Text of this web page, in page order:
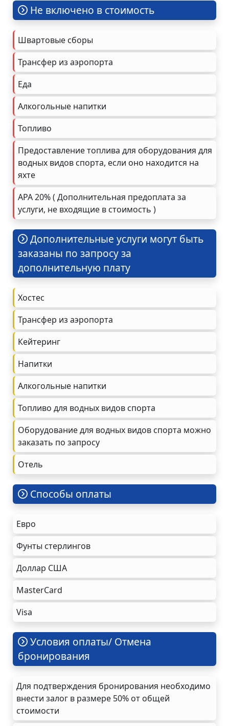
Не включено в стоимость
Швартовые сборы
Трансфер из аэропорта
Еда
Алкогольные напитки
Топливо
Предоставление топлива для оборудования для
водных видов спорта, если оно находится на
яхте
APA 20% ( Дополнительная предоплата за
услуги, не входящие в стоимость )
Дополнительные услуги могут быть
заказаны по запросу за
дополнительную плату
Хостес
Трансфер из аэропорта
Кейтеринг
Напитки
Алкогольные напитки
Топливо для водных видов спорта
Оборудование для водных видов спорта можно
заказать по запросу
Oтель
Cпособы оплаты
Евро
Фунты стерлингов
Доллар США
MasterCard
Visa
Условия оплаты/ Отмена
бронирования
Для подтверждения бронирования необходимо
внести залог в размере 50% от общей
стоимости